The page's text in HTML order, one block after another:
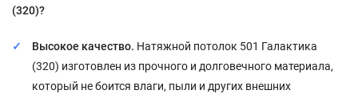
(320)?
Высокое качество. Натяжной потолок 501 Галактика
(320) изготовлен из прочного и долговечного материала,
который не боится влаги, пыли и других внешних